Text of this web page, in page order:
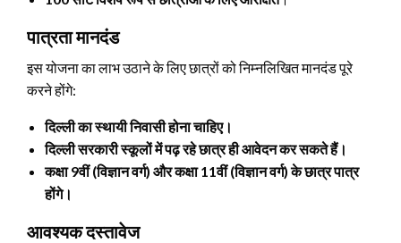
पात्रता मानदंड
इस योजना का लाभ उठाने के लिए छात्रों को निम्नलिखित मानदंड पूरे
करने होंगे:
दिल्ली का स्थायी निवासी होना चाहिए।
दिल्ली सरकारी स्कूलों में पढ़ रहे छात्र ही आवेदन कर सकते हैं।
कक्षा 9वीं (विज्ञान वर्ग) और कक्षा 11वीं (विज्ञान वर्ग) के छात्र पात्र
होंगे।
आवश्यक दस्तावेज